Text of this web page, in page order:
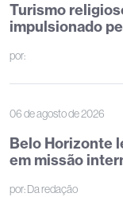
Turismo
impulsionado
por:
06 de agosto de 2026
Belo Horizonte
em missão
por:Da redação